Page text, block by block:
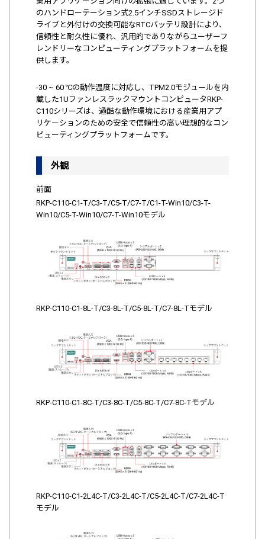
のハンドローテーション式2.5インチSSDストレージド
ライブと外付けの交換可能なRTCバッテリ設計により、
信頼性と耐久性に優れ、汎用的でありながらユーザーフ
レンドリーなコンピューティングプラットフォームを提
供します。
-30 ~ 60 ℃の動作温度に対応し、TPM2.0モジュールを内
蔵した1UファンレスラックマウントコンピュータRKP-
C110シリーズは、過酷な動作環境における産業用アプ
リケーションのための安全で信頼性の高い理想的なコン
ピューティングプラットフォームです。
外観
前面
RKP-C110-C1-T/C3-T/C5-T/C7-T/C1-T-Win10/C3-T-
Win10/C5-T-Win10/C7-T-Win10モデル
RKP-C110-C1-8L-T/C3-8L-T/C5-8L-T/C7-8L-Tモデル
RKP-C110-C1-8C-T/C3-8C-T/C5-8C-T/C7-8C-Tモデル
RKP-C110-C1-2L4C-T/C3-2L4C-T/C5-2L4C-T/C7-2L4C-T
モデル